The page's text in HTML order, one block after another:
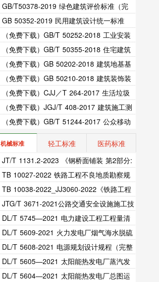
GB/T50378-2019 绿色建筑评价标准（完
整版）
GB 50352-2019 民用建筑设计统一标准
（完整版）
（免费下载）GB/T 50252-2018 工业安装
工程施工质量验收统-标准
（免费下载）GB/T 50355-2018 住宅建筑
室内振动限值及其测量方法标准
（免费下载）GB 50202-2018 建筑地基基
础工程施工质量验收标准
（免费下载）GB 50210-2018 建筑装饰装
修工程质量验收标准
（免费下载）CJJ／T 264-2017 生活垃圾
渗沥液膜生物反应处理系统技术规程
（免费下载）JGJ/T 408-2017 建筑施工测
量标准
（免费下载）GB/T 51244-2017 公众移动
通信隧道覆盖工程技术规范
机械标准 轻工标准
医药标准
JT/T 1131.2-2023 《钢桥面铺装 第2部分:
热拌环氧沥青》
TB 10027-2022 铁路工程不良地质勘察规
程
TB 10038-2022_JJ3060-2022《铁路工程
特殊岩土勘察规程》
JTG/T 3671-2021公路交通安全设施施工技
术规范
DL/T 5745—2021 电力建设工程工程量清
单计价规范（完整版）
DL/T 5609-2021 火力发电厂烟气海水脱硫
系统设计规程（完整版）
DL/T 5608-2021 电源规划设计规程（完整
版）
DL/T 5605—2021 太阳能热发电厂蒸汽发
生系统设计规范（完整版）
DL/T 5604—2021 太阳能热发电厂总图运